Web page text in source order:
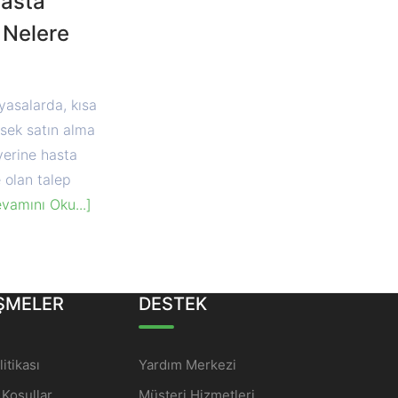
kısa
satın alma
hasta
olan talep
Oku...]
DESTEK
Yardım Merkezi